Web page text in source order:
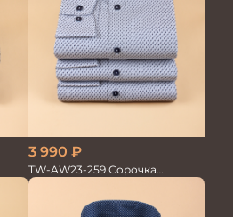
3 990 ₽
TW-AW23-259 Сорочка
мужская